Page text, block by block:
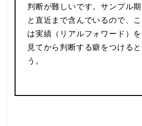
判断が難しいです。サンプル
と直近まで含んでいるので、
は実績（リアルフォワード）
見てから判断する癖をつける
う。